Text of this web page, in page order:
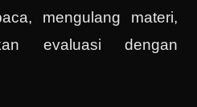
mengulang materi,
evaluasi dengan